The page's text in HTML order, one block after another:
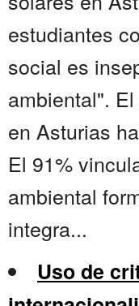
estudiantes
social es
ambiental".
en Asturias
El 91%
ambiental
integra...
Uso de